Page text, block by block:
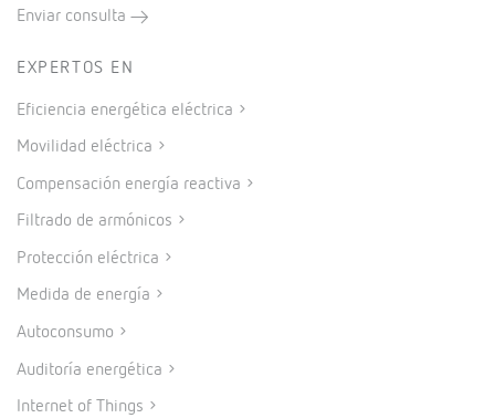
Enviar consulta
EXPERTOS EN
Eficiencia energética eléctrica
Movilidad eléctrica
Compensación energía reactiva
Filtrado de armónicos
Protección eléctrica
Medida de energía
Autoconsumo
Auditoría energética
Internet of Things